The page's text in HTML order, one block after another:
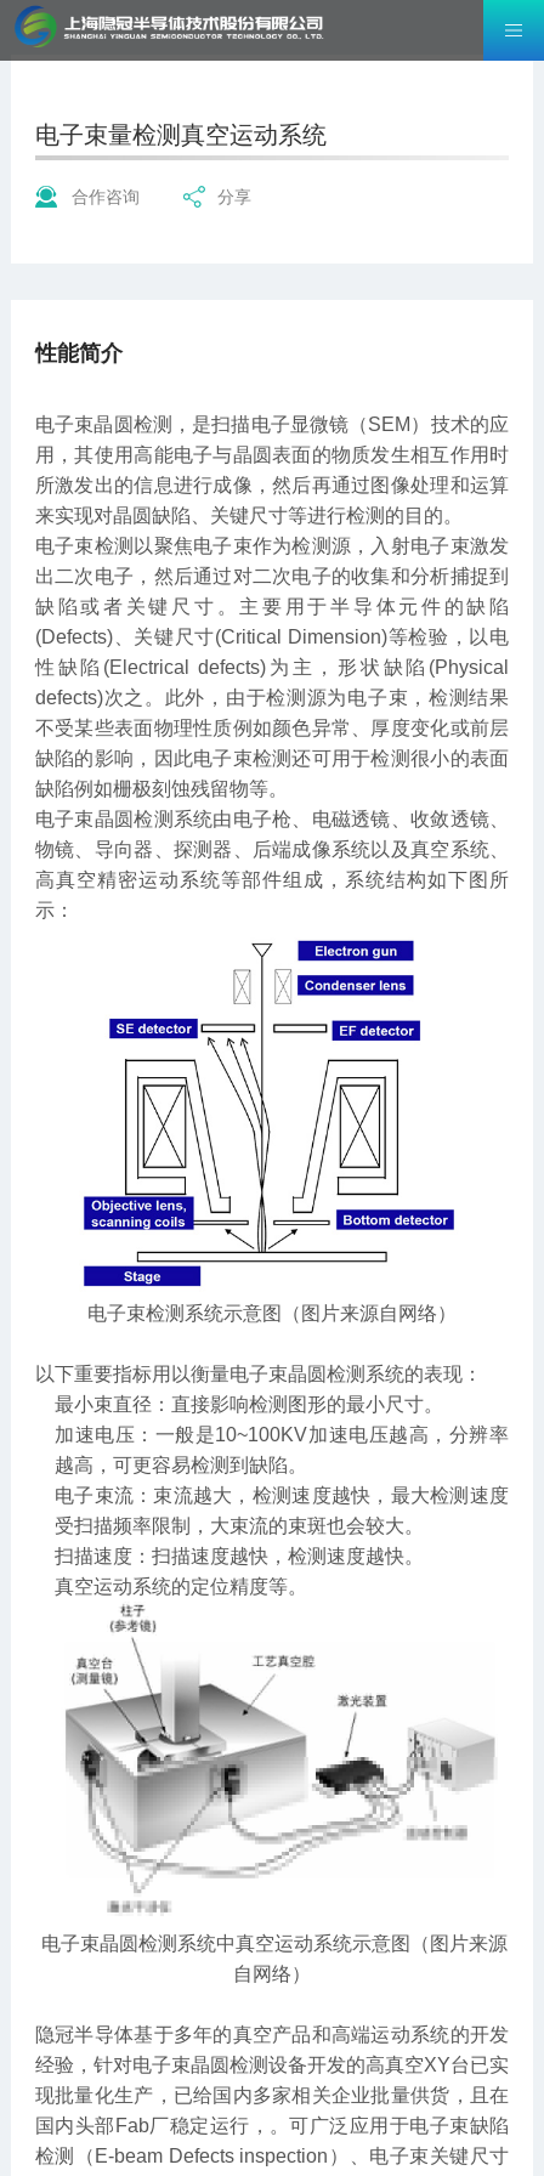
电子束量检测真空运动系统
合作咨询 分享
性能简介
电子束晶圆检测，是扫描电子显微镜（SEM）技术的应
用，其使用高能电子与晶圆表面的物质发生相互作用时
所激发出的信息进行成像，然后再通过图像处理和运算
来实现对晶圆缺陷、关键尺寸等进行检测的目的。
电子束检测以聚焦电子束作为检测源，入射电子束激发
出二次电子，然后通过对二次电子的收集和分析捕捉到
缺陷或者关键尺寸。主要用于半导体元件的缺陷
(Defects)、关键尺寸(Critical Dimension)等检验，以电
性缺陷(Electrical defects)为主，形状缺陷(Physical
defects)次之。此外，由于检测源为电子束，检测结果
不受某些表面物理性质例如颜色异常、厚度变化或前层
缺陷的影响，因此电子束检测还可用于检测很小的表面
缺陷例如栅极刻蚀残留物等。
电子束晶圆检测系统由电子枪、电磁透镜、收敛透镜、
物镜、导向器、探测器、后端成像系统以及真空系统、
高真空精密运动系统等部件组成，系统结构如下图所
示：
电子束检测系统示意图（图片来源自网络）
以下重要指标用以衡量电子束晶圆检测系统的表现：
最小束直径：直接影响检测图形的最小尺寸。
加速电压：一般是10~100KV加速电压越高，分辨率
越高，可更容易检测到缺陷。
电子束流：束流越大，检测速度越快，最大检测速度
受扫描频率限制，大束流的束斑也会较大。
扫描速度：扫描速度越快，检测速度越快。
真空运动系统的定位精度等。
电子束晶圆检测系统中真空运动系统示意图（图片来源
自网络）
隐冠半导体基于多年的真空产品和高端运动系统的开发
经验，针对电子束晶圆检测设备开发的高真空XY台已实
现批量化生产，已给国内多家相关企业批量供货，且在
国内头部Fab厂稳定运行，。可广泛应用于电子束缺陷
检测（E-beam Defects inspection）、电子束关键尺寸